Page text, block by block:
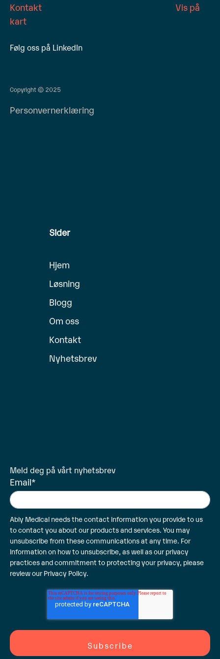
Kontakt
Vis på
kart
Følg oss på LinkedIn
Copyright © 2025
Personvernerklæring
Sider
Hjem
Løsning
Blogg
Om oss
Kontakt
Nyhetsbrev
Meld deg på vårt nyhetsbrev
Email*
Ably Medical needs the contact information you provide to us
to contact you about our products and services. You may
unsubscribe from these communications at any time. For
information on how to unsubscribe, as well as our privacy
practices and commitment to protecting your privacy, please
review our Privacy Policy.